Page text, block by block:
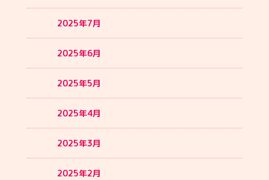
2025年7月
2025年6月
2025年5月
2025年4月
2025年3月
2025年2月